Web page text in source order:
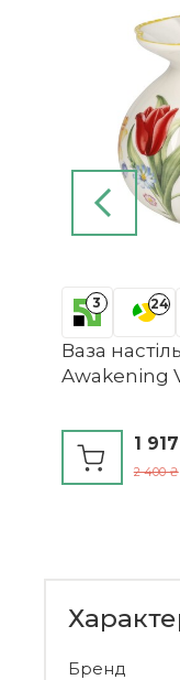
3 24
Ваза
Awakening
1
2 400 ₴
Бренд